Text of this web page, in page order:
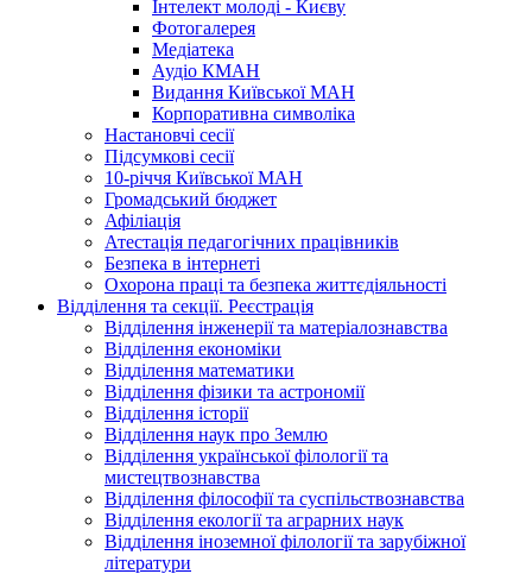
Інтелект молоді - Києву
Фотогалерея
Медіатека
Аудіо КМАН
Видання Київської МАН
Корпоративна символіка
Настановчі сесії
Підсумкові сесії
10-річчя Київської МАН
Громадський бюджет
Афіліація
Атестація педагогічних працівників
Безпека в інтернеті
Охорона праці та безпека життєдіяльності
Відділення та секції. Реєстрація
Відділення інженерії та матеріалознавства
Відділення економіки
Відділення математики
Відділення фізики та астрономії
Відділення історії
Відділення наук про Землю
Відділення української філології та
мистецтвознавства
Відділення філософії та суспільствознавства
Відділення екології та аграрних наук
Відділення іноземної філології та зарубіжної
літератури